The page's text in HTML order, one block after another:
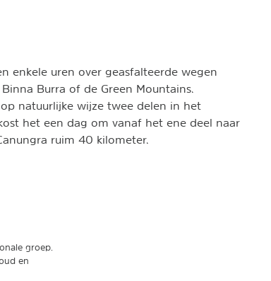
enkele uren over geasfalteerde wegen
Burra of de Green Mountains.
natuurlijke wijze twee delen in het
het een dag om vanaf het ene deel naar
ruim 40 kilometer.
groep.
en